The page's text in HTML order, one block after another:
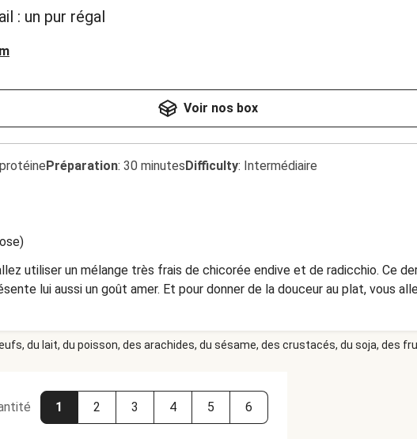
: un pur régal
Voir nos box
Préparation: 30 minutesDifficulty: Intermédiaire
utiliser un mélange très frais de chicorée endive et de radicchio. Ce
lui aussi un goût amer. Et pour donner de la douceur au plat, vous
du lait, du poisson, des arachides, du sésame, des crustacés, du soja, des
1 2 3 4 5 6